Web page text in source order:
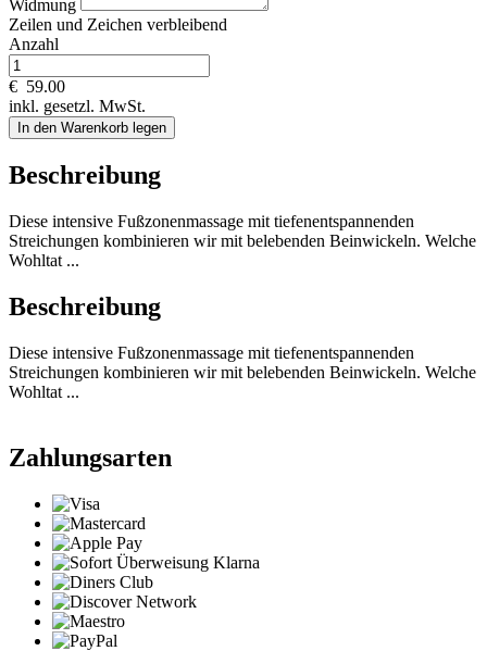
Widmung
Zeilen und Zeichen verbleibend
Anzahl
€ 59.00
inkl. gesetzl. MwSt.
In den Warenkorb legen
Beschreibung
Diese intensive Fußzonenmassage mit tiefenentspannenden
Streichungen kombinieren wir mit belebenden Beinwickeln. Welche
Wohltat ...
Beschreibung
Diese intensive Fußzonenmassage mit tiefenentspannenden
Streichungen kombinieren wir mit belebenden Beinwickeln. Welche
Wohltat ...
Zahlungsarten